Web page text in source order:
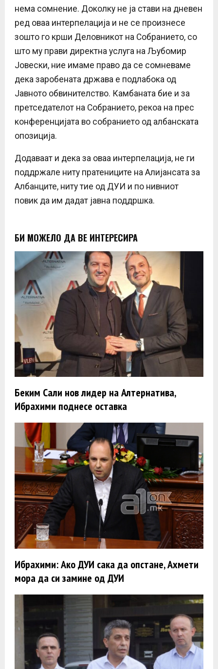
нема сомнение. Доколку не ја стави на дневен
ред оваа интерпелација и не се произнесе
зошто го крши Деловникот на Собранието, со
што му прави директна услуга на Љубомир
Јовески, ние имаме право да се сомневаме
дека заробената држава е подлабока од
Јавното обвинителство. Камбаната бие и за
претседателот на Собранието, рекоа на прес
конференцијата во собранието од албанската
опозиција.
Додаваат и дека за оваа интерпелација, не ги
поддржале ниту пратениците на Алијансата за
Албанците, ниту тие од ДУИ и по нивниот
повик да им дадат јавна поддршка.
БИ МОЖЕЛО ДА ВЕ ИНТЕРЕСИРА
Беким Сали нов лидер на Алтернатива,
Ибрахими поднесе оставка
Ибрахими: Ако ДУИ сака да опстане, Ахмети
мора да си замине од ДУИ